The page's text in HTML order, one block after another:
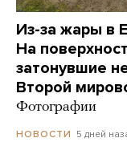
Из-за жары в
На
затонувшие
Второй
Фотографии
НОВОСТИ 5 дней